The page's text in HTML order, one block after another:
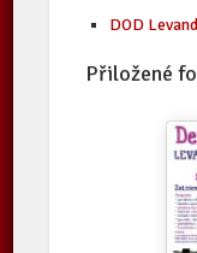
DOD
Přiložené